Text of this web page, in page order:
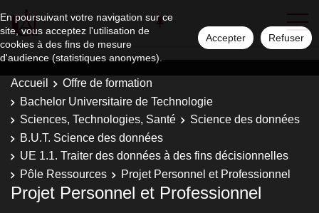
En poursuivant votre navigation sur ce
site, vous acceptez l'utilisation de
cookies à des fins de mesure
d'audience (statistiques anonymes).
Accepter Refuser
Accueil
Offre de formation
Bachelor Universitaire de Technologie
Sciences, Technologies, Santé
Science des données
B.U.T. Science des données
UE 1.1. Traiter des données à des fins décisionnelles
Pôle Ressources
Projet Personnel et Professionnel
Projet Personnel et Professionnel